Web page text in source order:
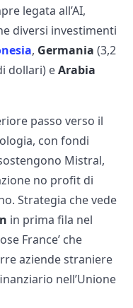
legata all’AI,
diversi investimenti
, Germania (3,2
dollari) eArabia
passo verso il
con fondi
Mistral,
no profit di
Strategia che vede
in prima fila nel
France’ che
aziende straniere
nell’Unione